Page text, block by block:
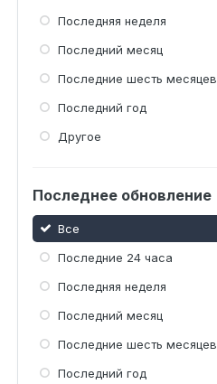
Последняя неделя
Последний месяц
Последние шесть месяцев
Последний год
Другое
Последнее обновление
Все
Последние 24 часа
Последняя неделя
Последний месяц
Последние шесть месяцев
Последний год